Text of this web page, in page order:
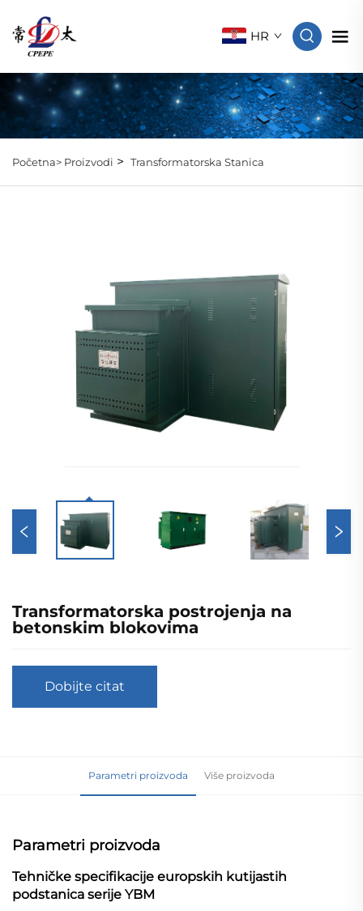
HR
Početna> Proizvodi > Transformatorska Stanica
Transformatorska postrojenja na
betonskim blokovima
Dobijte citat
Parametri proizvoda Više proizvoda
Parametri proizvoda
Tehničke specifikacije europskih kutijastih
podstanica serije YBM